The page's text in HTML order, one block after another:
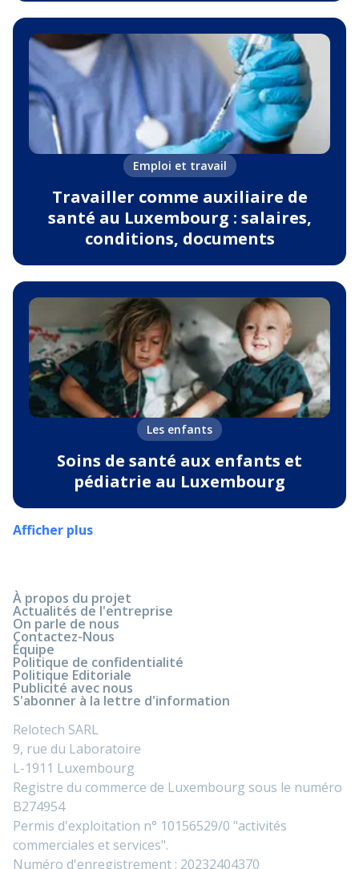
Emploi et travail
Travailler comme auxiliaire de
santé au Luxembourg : salaires,
conditions, documents
Les enfants
Soins de santé aux enfants et
pédiatrie au Luxembourg
Afficher plus
À propos du projet
Actualités de l'entreprise
On parle de nous
Contactez-Nous
Équipe
Politique de confidentialité
Politique Editoriale
Publicité avec nous
S'abonner à la lettre d'information
Relotech SARL
9, rue du Laboratoire
L-1911 Luxembourg
Registre du commerce de Luxembourg sous le numéro
B274954
Permis d'exploitation n° 10156529/0 "activités
commerciales et services".
Numéro d'enregistrement : 20232404370